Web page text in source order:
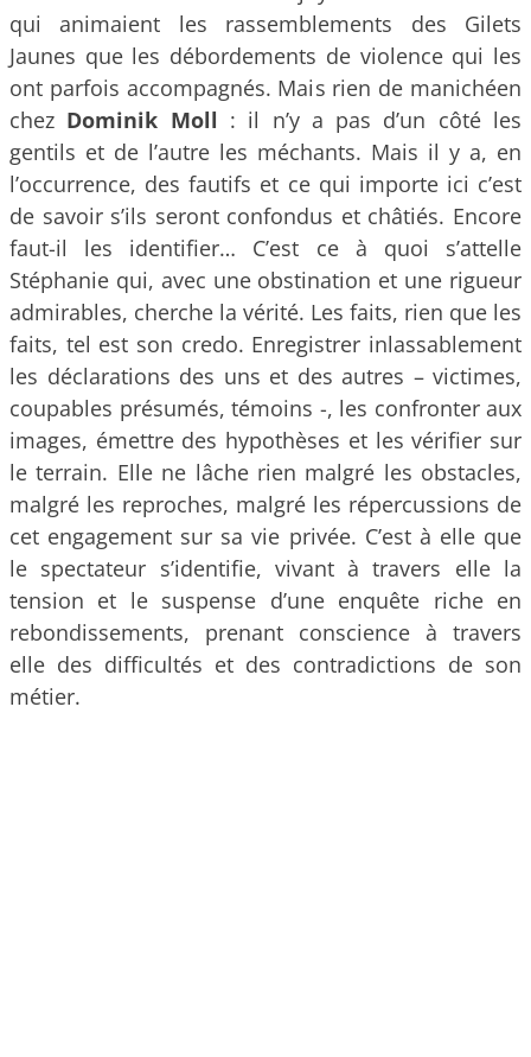
qui animaient les rassemblements des Gilets
Jaunes que les débordements de violence qui les
ont parfois accompagnés. Mais rien de manichéen
chez Dominik Moll : il n’y a pas d’un côté les
gentils et de l’autre les méchants. Mais il y a, en
l’occurrence, des fautifs et ce qui importe ici c’est
de savoir s’ils seront confondus et châtiés. Encore
faut-il les identifier… C’est ce à quoi s’attelle
Stéphanie qui, avec une obstination et une rigueur
admirables, cherche la vérité. Les faits, rien que les
faits, tel est son credo. Enregistrer inlassablement
les déclarations des uns et des autres – victimes,
coupables présumés, témoins -, les confronter aux
images, émettre des hypothèses et les vérifier sur
le terrain. Elle ne lâche rien malgré les obstacles,
malgré les reproches, malgré les répercussions de
cet engagement sur sa vie privée. C’est à elle que
le spectateur s’identifie, vivant à travers elle la
tension et le suspense d’une enquête riche en
rebondissements, prenant conscience à travers
elle des difficultés et des contradictions de son
métier.